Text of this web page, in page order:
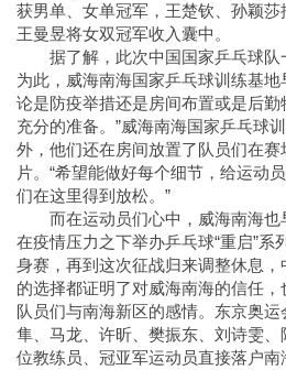
获男单、女单冠军，王楚钦、孙颖
王曼昱将女双冠军收入囊中。
据了解，此次中国国家乒乓球队
为此，威海南海国家乒乓球训练基地
论是防疫举措还是房间布置或是后
充分的准备。”威海南海国家乒乓球
外，他们还在房间放置了队员们在
片。“希望能做好每个细节，给运动
们在这里得到放松。”
而在运动员们心中，威海南海也
在疫情压力之下举办乒乓球“重启”系
身赛，再到这次征战归来调整休息
的选择都证明了对威海南海的信任
队员们与南海新区的感情。东京奥
隼、马龙、许昕、樊振东、刘诗雯
位教练员、冠亚军运动员直接落户